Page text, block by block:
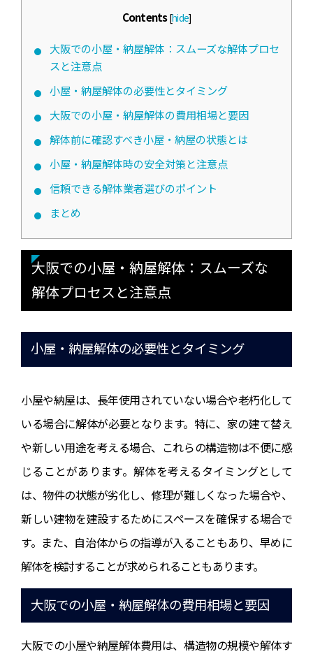
Contents[hide]
大阪での小屋・納屋解体：スムーズな解体プロセ
スと注意点
小屋・納屋解体の必要性とタイミング
大阪での小屋・納屋解体の費用相場と要因
解体前に確認すべき小屋・納屋の状態とは
小屋・納屋解体時の安全対策と注意点
信頼できる解体業者選びのポイント
まとめ
大阪での小屋・納屋解体：スムーズな
解体プロセスと注意点
小屋・納屋解体の必要性とタイミング
小屋や納屋は、長年使用されていない場合や老朽化して
いる場合に解体が必要となります。特に、家の建て替え
や新しい用途を考える場合、これらの構造物は不便に感
じることがあります。解体を考えるタイミングとして
は、物件の状態が劣化し、修理が難しくなった場合や、
新しい建物を建設するためにスペースを確保する場合で
す。また、自治体からの指導が入ることもあり、早めに
解体を検討することが求められることもあります。
大阪での小屋・納屋解体の費用相場と要因
大阪での小屋や納屋解体費用は、構造物の規模や解体す